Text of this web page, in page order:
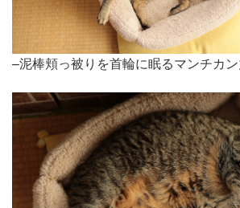
–泥棒頬っ被りを首輪に眠るマンチカ